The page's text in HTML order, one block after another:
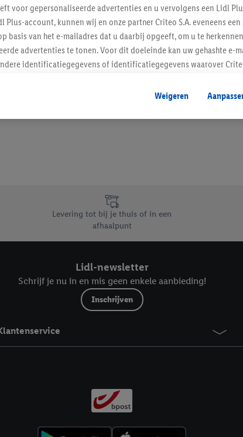
Inschrijven
Levering tot bij je thuis of in een
afhaalpunt
Lidl-newsletter
Schrijf je nu in en mis geen enkele aanbieding!
Inschrijven
voor gepersonaliseerde advertenties en u vervolgens een Lidl
account, kunnen wij en onze partner Criteo S.A. eveneens
basis van het e-mailadres dat u daarbij opgeeft, om u te
advertenties te tonen. Voor dit doeleinde kan uw gehashte e-
identificatiegegevens of identificatiegegevens waarover
advertenties in het kader van retargeting, d.w.z. advertenties
door het product in de webshop aan uw winkelmandje toe
apparaten en verschillende Lidl-diensten worden
de gegevens en uw recht om uw toestemming te allen tijde met
privacyverklaring .Je vindt het impressum hier.
Weigeren